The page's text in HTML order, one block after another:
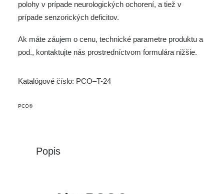
polohy v prípade neurologických ochorení, a tiež v
prípade senzorických deficitov.
Ak máte záujem o cenu, technické parametre produktu a
pod., kontaktujte nás prostredníctvom formulára nižšie.
Katalógové číslo: PCO–T-24
PCO®
Popis